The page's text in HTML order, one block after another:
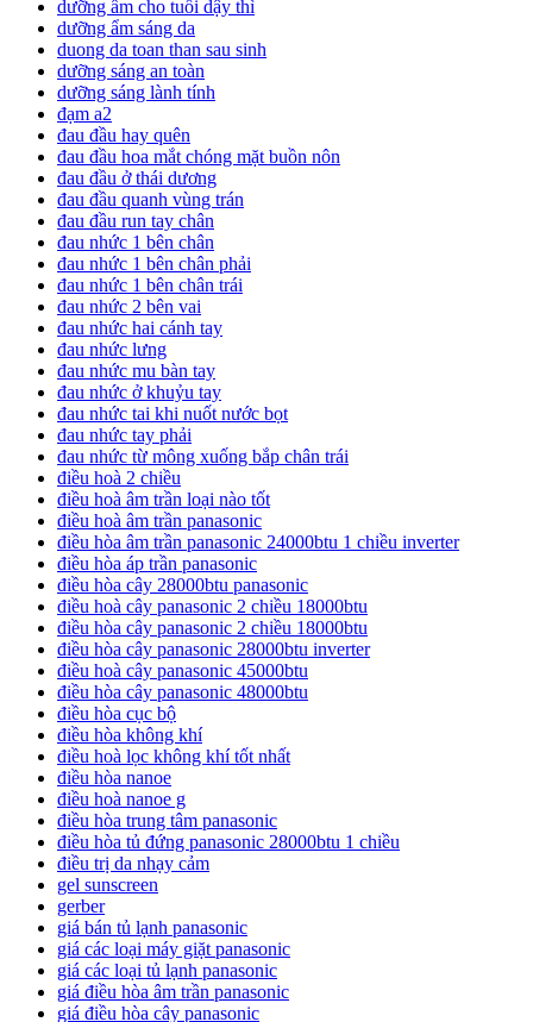
dưỡng ẩm cho tuổi dậy thì
dưỡng ẩm sáng da
duong da toan than sau sinh
dưỡng sáng an toàn
dưỡng sáng lành tính
đạm a2
đau đầu hay quên
đau đầu hoa mắt chóng mặt buồn nôn
đau đầu ở thái dương
đau đầu quanh vùng trán
đau đầu run tay chân
đau nhức 1 bên chân
đau nhức 1 bên chân phải
đau nhức 1 bên chân trái
đau nhức 2 bên vai
đau nhức hai cánh tay
đau nhức lưng
đau nhức mu bàn tay
đau nhức ở khuỷu tay
đau nhức tai khi nuốt nước bọt
đau nhức tay phải
đau nhức từ mông xuống bắp chân trái
điều hoà 2 chiều
điều hoà âm trần loại nào tốt
điều hoà âm trần panasonic
điều hòa âm trần panasonic 24000btu 1 chiều inverter
điều hòa áp trần panasonic
điều hòa cây 28000btu panasonic
điều hoà cây panasonic 2 chiều 18000btu
điều hòa cây panasonic 2 chiều 18000btu
điều hòa cây panasonic 28000btu inverter
điều hoà cây panasonic 45000btu
điều hòa cây panasonic 48000btu
điều hòa cục bộ
điều hòa không khí
điều hoà lọc không khí tốt nhất
điều hòa nanoe
điều hoà nanoe g
điều hòa trung tâm panasonic
điều hòa tủ đứng panasonic 28000btu 1 chiều
điều trị da nhạy cảm
gel sunscreen
gerber
giá bán tủ lạnh panasonic
giá các loại máy giặt panasonic
giá các loại tủ lạnh panasonic
giá điều hòa âm trần panasonic
giá điều hòa cây panasonic